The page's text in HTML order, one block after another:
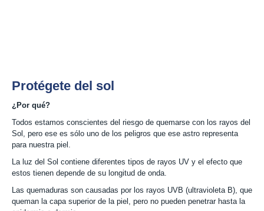
Protégete del sol
¿Por qué?
Todos estamos conscientes del riesgo de quemarse con los rayos del
Sol, pero ese es sólo uno de los peligros que ese astro representa
para nuestra piel.
La luz del Sol contiene diferentes tipos de rayos UV y el efecto que
estos tienen depende de su longitud de onda.
Las quemaduras son causadas por los rayos UVB (ultravioleta B), que
queman la capa superior de la piel, pero no pueden penetrar hasta la